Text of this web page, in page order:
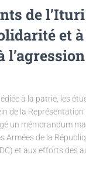
de l’Ituri
et
l’agression
à la patrie, les
de la
un mémorandum
Armées de la
et aux efforts des